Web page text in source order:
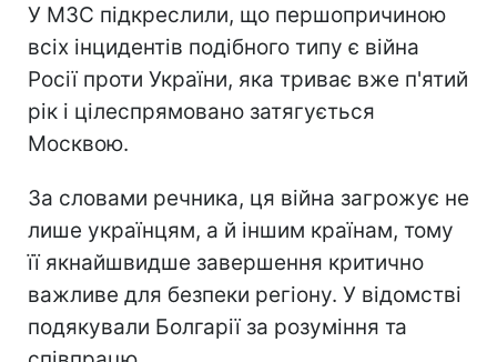
У МЗС підкреслили, що першопричиною
всіх інцидентів подібного типу є війна
Росії проти України, яка триває вже п'ятий
рік і цілеспрямовано затягується
Москвою.
За словами речника, ця війна загрожує не
лише українцям, а й іншим країнам, тому
її якнайшвидше завершення критично
важливе для безпеки регіону. У відомстві
подякували Болгарії за розуміння та